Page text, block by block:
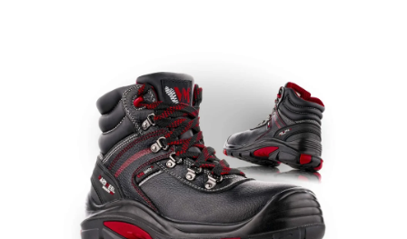
OCHRANNÉ POMŮCKY
MONTÁŽNÍ A STAVEBNÍ CHEMIE